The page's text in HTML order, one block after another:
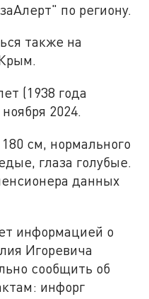
по региону.
также на
(1938 года
2024.
см, нормального
глаза голубые.
данных
информацией о
Игоревича
сообщить об
инфорг